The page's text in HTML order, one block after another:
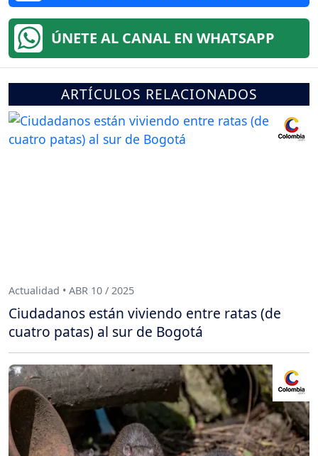
ÚNETE AL CANAL EN WHATSAPP
ARTÍCULOS RELACIONADOS
Actualidad • ABR 10 / 2025
Ciudadanos están viviendo entre ratas (de
cuatro patas) al sur de Bogotá